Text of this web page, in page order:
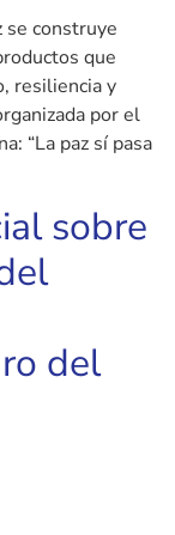
se construye
que
resiliencia y
por el
“La paz sí pasa
sobre
del